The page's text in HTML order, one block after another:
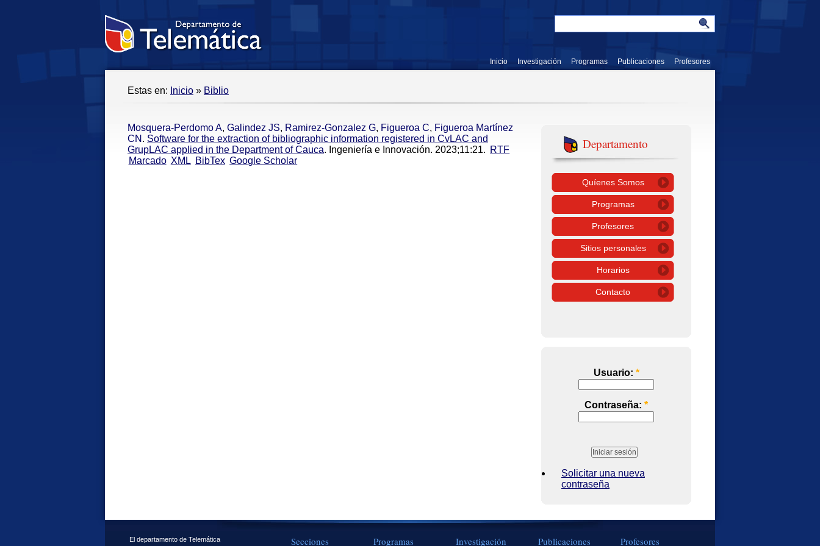
Inicio Investigación Programas Publicaciones Profesores
Estas en: Inicio » Biblio
Mosquera-Perdomo A, Galindez JS, Ramirez-Gonzalez G, Figueroa C, Figueroa Martínez
CN . Software for the extraction of bibliographic information registered in CvLAC and
GrupLAC applied in the Department of Cauca. Ingeniería e Innovación. 2023;11:21. RTF
Marcado XML BibTex Google Scholar
Departamento
Quíenes Somos
Programas
Profesores
Sitios personales
Horarios
Contacto
Usuario: *
Contraseña: *
Solicitar una nueva
contraseña
El departamento de Telemática
Secciones Programas Investigación Publicaciones Profesores